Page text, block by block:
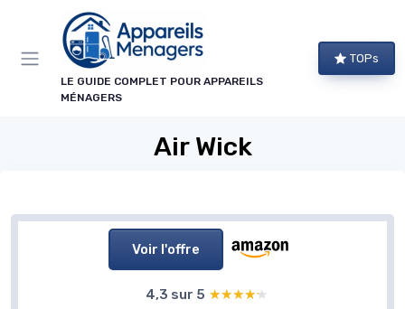
LE GUIDE COMPLET POUR APPAREILS
MÉNAGERS
TOPs
Air Wick
Voir l'offre
4,3 sur 5 ★★★★★
★★★★★
Panneau de gestion des cookies